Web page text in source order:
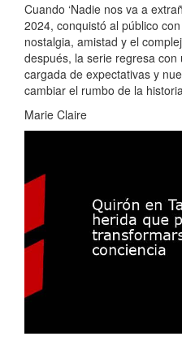
Cuando ‘Nadie nos va a
2024, conquistó al público
nostalgia, amistad y el
después, la serie regresa
cargada de expectativas y
cambiar el rumbo de la
Marie Claire